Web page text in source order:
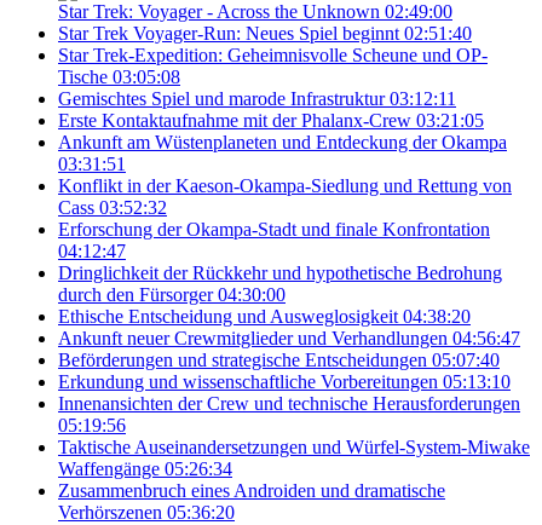
Star Trek: Voyager - Across the Unknown 02:49:00
Star Trek Voyager-Run: Neues Spiel beginnt 02:51:40
Star Trek-Expedition: Geheimnisvolle Scheune und OP-
Tische 03:05:08
Gemischtes Spiel und marode Infrastruktur 03:12:11
Erste Kontaktaufnahme mit der Phalanx-Crew 03:21:05
Ankunft am Wüstenplaneten und Entdeckung der Okampa
03:31:51
Konflikt in der Kaeson-Okampa-Siedlung und Rettung von
Cass 03:52:32
Erforschung der Okampa-Stadt und finale Konfrontation
04:12:47
Dringlichkeit der Rückkehr und hypothetische Bedrohung
durch den Fürsorger 04:30:00
Ethische Entscheidung und Ausweglosigkeit 04:38:20
Ankunft neuer Crewmitglieder und Verhandlungen 04:56:47
Beförderungen und strategische Entscheidungen 05:07:40
Erkundung und wissenschaftliche Vorbereitungen 05:13:10
Innenansichten der Crew und technische Herausforderungen
05:19:56
Taktische Auseinandersetzungen und Würfel-System-Miwake
Waffengänge 05:26:34
Zusammenbruch eines Androiden und dramatische
Verhörszenen 05:36:20